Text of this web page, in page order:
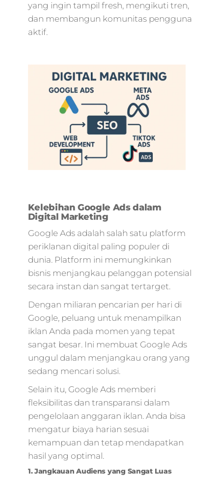
yang ingin tampil fresh, mengikuti tren,
dan membangun komunitas pengguna
aktif.
Kelebihan Google Ads dalam
Digital Marketing
Google Ads adalah salah satu platform
periklanan digital paling populer di
dunia. Platform ini memungkinkan
bisnis menjangkau pelanggan potensial
secara instan dan sangat tertarget.
Dengan miliaran pencarian per hari di
Google, peluang untuk menampilkan
iklan Anda pada momen yang tepat
sangat besar. Ini membuat Google Ads
unggul dalam menjangkau orang yang
sedang mencari solusi.
Selain itu, Google Ads memberi
fleksibilitas dan transparansi dalam
pengelolaan anggaran iklan. Anda bisa
mengatur biaya harian sesuai
kemampuan dan tetap mendapatkan
hasil yang optimal.
1. Jangkauan Audiens yang Sangat Luas